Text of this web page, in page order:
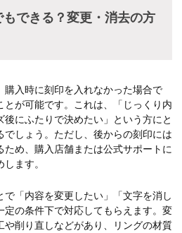
もできる？変更・消去の方
購入時に刻印を入れなかった場合で
とが可能です。これは、「じっくり内
にふたりで決めたい」という方にと
でしょう。ただし、後からの刻印には
め、購入店舗または公式サポートに
ます。
で「内容を変更したい」「文字を消し
定の条件下で対応してもらえます。変
や削り直しなどがあり、リングの材質